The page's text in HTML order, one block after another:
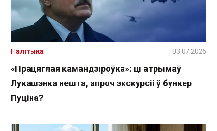
«Працяглая камандзіроўка»: ці атрымаў
Лукашэнка нешта, апроч экскурсіі ў бункер
Пуціна?
Палітыка 03.07.2026